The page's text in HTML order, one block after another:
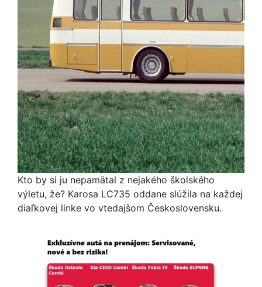
Kto by si ju nepamätal z nejakého školského
výletu, že? Karosa LC735 oddane slúžila na každej
diaľkovej linke vo vtedajšom Československu.